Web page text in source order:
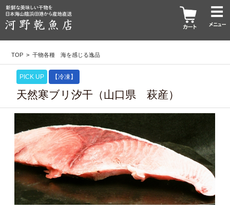
TOP > 干物各種 海を感じる逸品
PICK UP 【冷凍】
天然寒ブリ汐干（山口県 萩産）